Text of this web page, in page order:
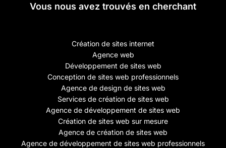
Vous nous avez trouvés en cherchant
Création de sites internet
Agence web
Développement de sites web
Conception de sites web professionnels
Agence de design de sites web
Services de création de sites web
Agence de développement de sites web
Création de sites web sur mesure
Agence de création de sites web
Agence de développement de sites web professionnels